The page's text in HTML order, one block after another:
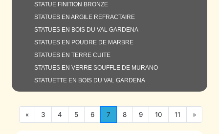
STATUE FINITION BRONZE
STATUES EN ARGILE REFRACTAIRE
STATUES EN BOIS DU VAL GARDENA
STATUES EN POUDRE DE MARBRE
STATUES EN TERRE CUITE
STATUES EN VERRE SOUFFLE DE MURANO
STATUETTE EN BOIS DU VAL GARDENA
« 3 4 5 6 7 8 9 10 11 »